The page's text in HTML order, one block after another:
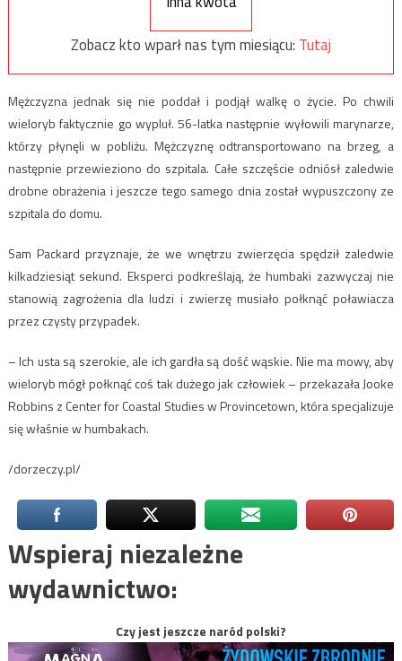
Zobacz kto wparł nas tym miesiącu: Tutaj
Mężczyzna jednak się nie poddał i podjął walkę o życie. Po chwili
wieloryb faktycznie go wypluł. 56-latka następnie wyłowili marynarze,
którzy płynęli w pobliżu. Mężczyznę odtransportowano na brzeg, a
następnie przewieziono do szpitala. Całe szczęście odniósł zaledwie
drobne obrażenia i jeszcze tego samego dnia został wypuszczony ze
szpitala do domu.
Sam Packard przyznaje, że we wnętrzu zwierzęcia spędził zaledwie
kilkadziesiąt sekund. Eksperci podkreślają, że humbaki zazwyczaj nie
stanowią zagrożenia dla ludzi i zwierzę musiało połknąć poławiacza
przez czysty przypadek.
– Ich usta są szerokie, ale ich gardła są dość wąskie. Nie ma mowy, aby
wieloryb mógł połknąć coś tak dużego jak człowiek – przekazała Jooke
Robbins z Center for Coastal Studies w Provincetown, która specjalizuje
się właśnie w humbakach.
/dorzeczy.pl/
Wspieraj niezależne
wydawnictwo:
Czy jest jeszcze naród polski?